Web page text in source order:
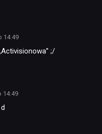
14:49
;/
14:49